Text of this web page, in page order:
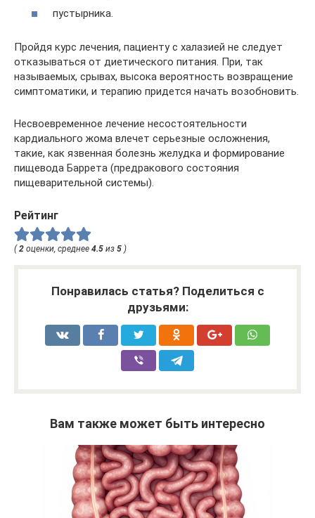
пустырника.
Пройдя курс лечения, пациенту с халазией не следует
отказываться от диетического питания. При, так
называемых, срывах, высока вероятность возвращение
симптоматики, и терапию придется начать возобновить.
Несвоевременное лечение несостоятельности
кардиального жома влечет серьезные осложнения,
такие, как язвенная болезнь желудка и формирование
пищевода Баррета (предракового состояния
пищеварительной системы).
Рейтинг
( 2 оценки, среднее 4.5 из 5 )
Понравилась статья? Поделиться с
друзьями:
Вам также может быть интересно